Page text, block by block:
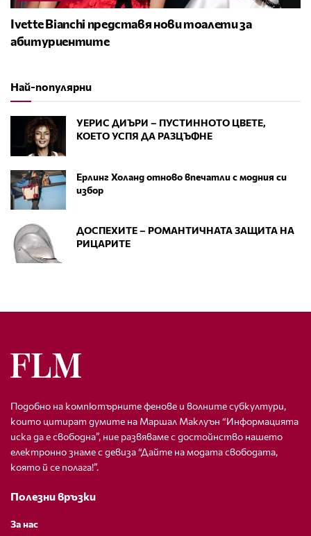
Ivette Bianchi представя нови тоалети за
абитуриентите
Най-популярни
УЕРИС ДИЪРИ – ПУСТИННОТО ЦВЕТЕ,
КОЕТО УСПЯ ДА РАЗЦЪФНЕ
Ерлинг Холанд отново впечатли с модния си
избор
ДОСПЕХИТЕ – РОМАНТИЧНАТА ЗАЩИТА НА
РИЦАРИТЕ
Подобно на компютърните фенове и волните субкултури,
които цитират думите на Маршал Маклуън “Информацията
иска да е свободна”, ние развяваме с достойнство нашето
електронно знаме с девиза “Дайте на модата свободата,
която й се полага!”.
Полезни връзки
За нас